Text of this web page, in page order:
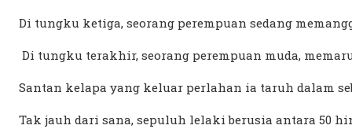
Di tungku ketiga, seorang perempuan sedang
Di tungku terakhir, seorang perempuan muda,
Santan kelapa yang keluar perlahan ia taruh dalam
Tak jauh dari sana, sepuluh lelaki berusia antara 50